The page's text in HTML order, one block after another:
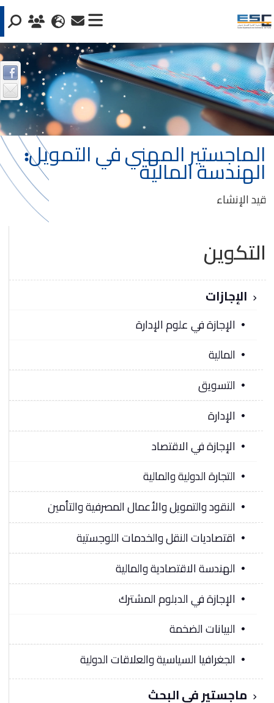
التكوين
الإجازات
الإجازة في علوم الإدارة
المالية
التسويق
الإدارة
الإجازة في الاقتصاد
التجارة الدولية والمالية
النقود والتمويل والأعمال المصرفية والتأمين
اقتصاديات النقل والخدمات اللوجستية
الهندسة الاقتصادية والمالية
الإجازة في الدبلوم المشترك
البيانات الضخمة
الجغرافيا السياسية والعلاقات الدولية
ماجستير في البحث
الماجستير المهني في التمويل:
الهندسة المالية
قيد الإنشاء